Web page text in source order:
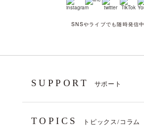
SNSやライブでも随時発信中
SUPPORT サポート
TOPICS トピックス/コラム